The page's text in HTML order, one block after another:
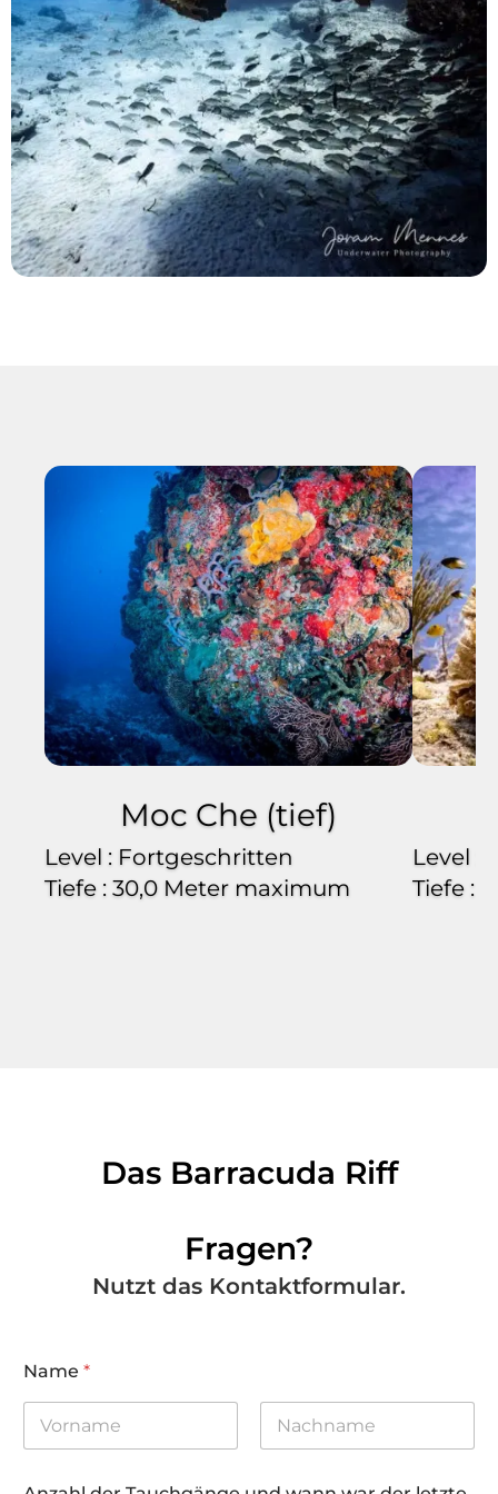
Moc Che (tief)
Level : Fortgeschritten
Tiefe : 30,0 Meter maximum
Level :
Tiefe :
Das Barracuda Riff
Fragen?
Nutzt das Kontaktformular.
Name *